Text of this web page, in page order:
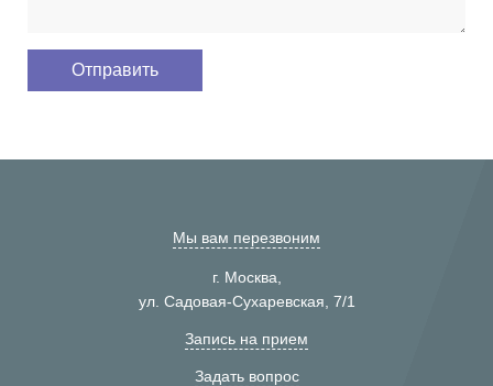
Мы вам перезвоним
г. Москва,
ул. Садовая-Сухаревская, 7/1
Запись на прием
Задать вопрос